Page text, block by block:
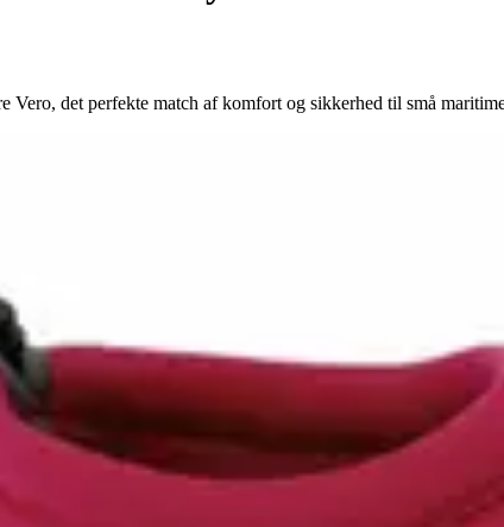
Vero, det perfekte match af komfort og sikkerhed til små